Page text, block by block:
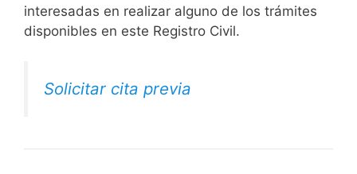
interesadas en realizar alguno de los trámites
disponibles en este Registro Civil.​
Solicitar cita previa